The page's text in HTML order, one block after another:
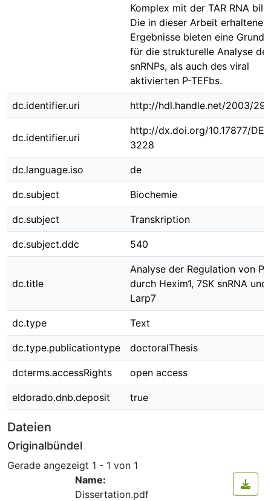
Komplex mit der TAR RNA
Die in dieser Arbeit erhaltenen
Ergebnisse bieten eine
für die strukturelle Analyse
snRNPs, als auch des viral
aktivierten P-TEFbs.
dc.identifier.uri http://hdl.handle.net/2003/
dc.identifier.uri
http://dx.doi.org/10.17877/
3228
dc.language.iso de
dc.subject Biochemie
dc.subject Transkription
dc.subject.ddc 540
dc.title
Analyse der Regulation von P-
durch Hexim1, 7SK snRNA und
Larp7
dc.type Text
dc.type.publicationtype doctoralThesis
dcterms.accessRights open access
eldorado.dnb.deposit true
Dateien
Originalbündel
Gerade angezeigt 1 - 1 von 1
Name:
Dissertation.pdf